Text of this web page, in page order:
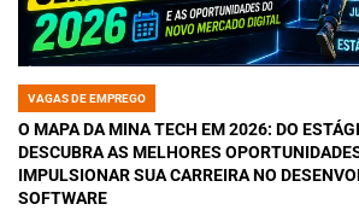
POSTED
IN
VAGAS DE EMPREGO
O MAPA DA MINA TECH EM 2026: DO
DESCUBRA AS MELHORES
IMPULSIONAR SUA CARREIRA NO
SOFTWARE